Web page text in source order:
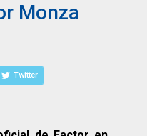
Monza
Twitter